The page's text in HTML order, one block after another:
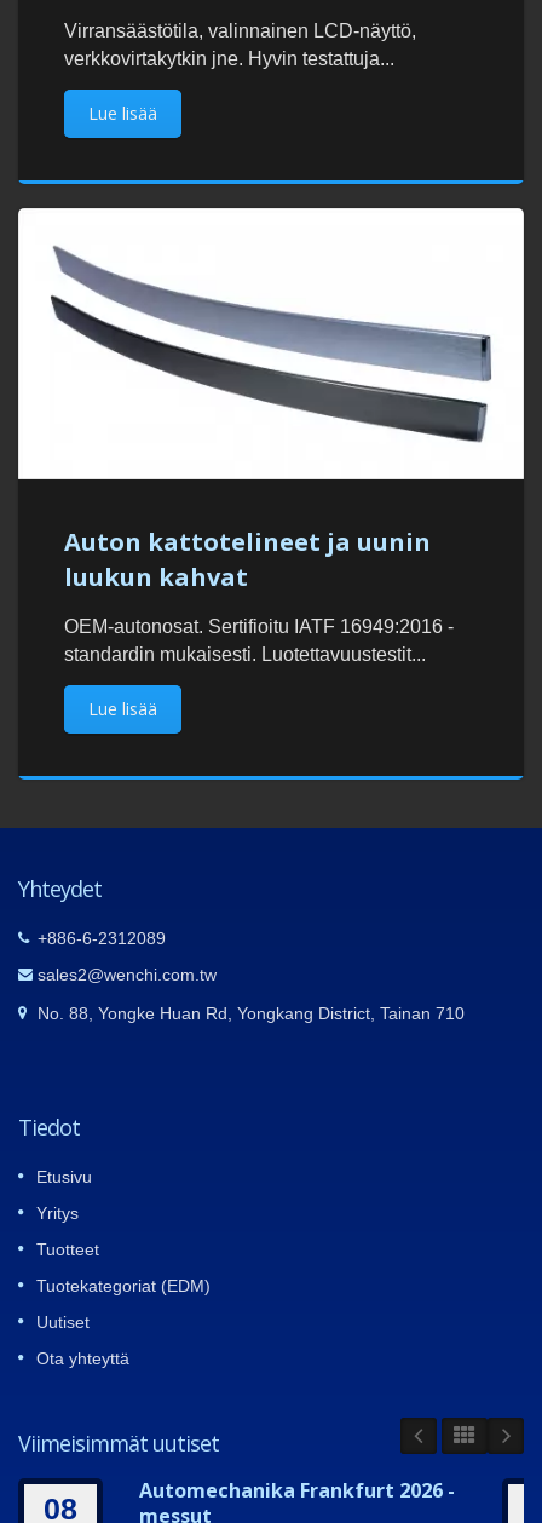
Virransäästötila, valinnainen LCD-näyttö,
verkkovirtakytkin jne. Hyvin testattuja...
Lue lisää
Auton kattotelineet ja uunin
luukun kahvat
OEM-autonosat. Sertifioitu IATF 16949:2016 -
standardin mukaisesti. Luotettavuustestit...
Lue lisää
Yhteydet
+886-6-2312089
sales2@wenchi.com.tw
No. 88, Yongke Huan Rd, Yongkang District, Tainan 710
Tiedot
Etusivu
Yritys
Tuotteet
Tuotekategoriat (EDM)
Uutiset
Ota yhteyttä
Viimeisimmät uutiset
08
Automechanika Frankfurt 2026 -
messut